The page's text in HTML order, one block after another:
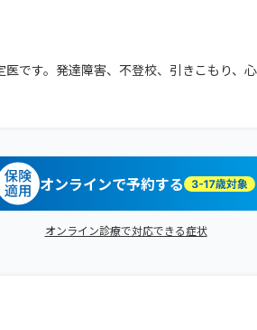
です。発達障害、不登校、引きこもり、
オンラインで予約する
オンライン診療で対応できる症状